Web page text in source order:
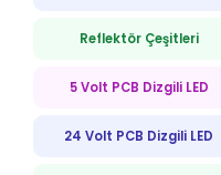
Reflektör Çeşitleri
5 Volt PCB Dizgili LED
24 Volt PCB Dizgili LED